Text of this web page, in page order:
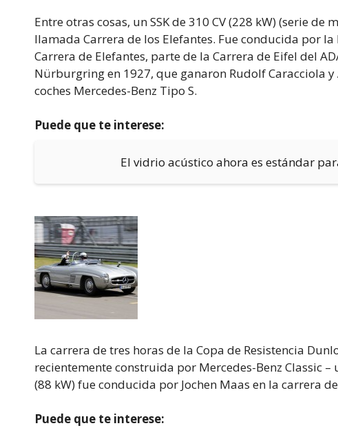
Entre otras cosas, un SSK de 310 CV (228 kW) (serie
llamada Carrera de los Elefantes. Fue conducida por
Carrera de Elefantes, parte de la Carrera de Eifel del
Nürburgring en 1927, que ganaron Rudolf Caracciola
coches Mercedes-Benz Tipo S.
Puede que te interese:
El vidrio acústico ahora es estándar
La carrera de tres horas de la Copa de Resistencia
recientemente construida por Mercedes-Benz Classic –
(88 kW) fue conducida por Jochen Maas en la carrera
Puede que te interese: